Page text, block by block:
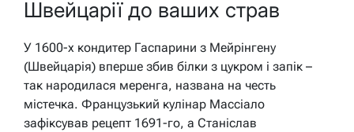
Швейцарії до ваших страв
У 1600-х кондитер Гаспарини з Мейрінгену
(Швейцарія) вперше збив білки з цукром і запік –
так народилася меренга, названа на честь
містечка. Французький кулінар Массіало
зафіксував рецепт 1691-го, а Станіслав